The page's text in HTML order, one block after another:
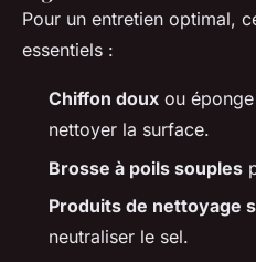
Pour un entretien optimal,
essentiels :
Chiffon doux ou
nettoyer la surface.
Brosse à poils souples
Produits de nettoyage
neutraliser le sel.